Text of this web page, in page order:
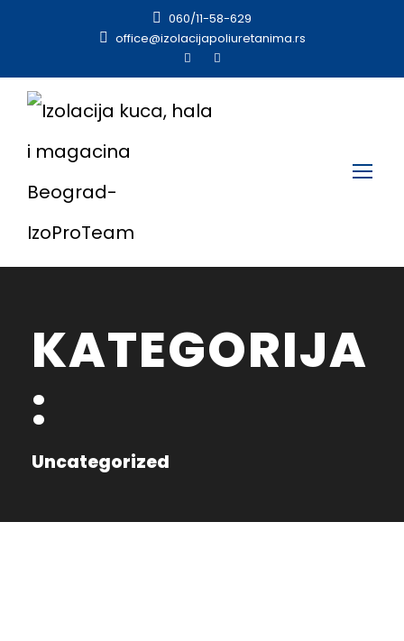
060/11-58-629
office@izolacijapoliuretanima.rs
KATEGORIJA
:
Uncategorized